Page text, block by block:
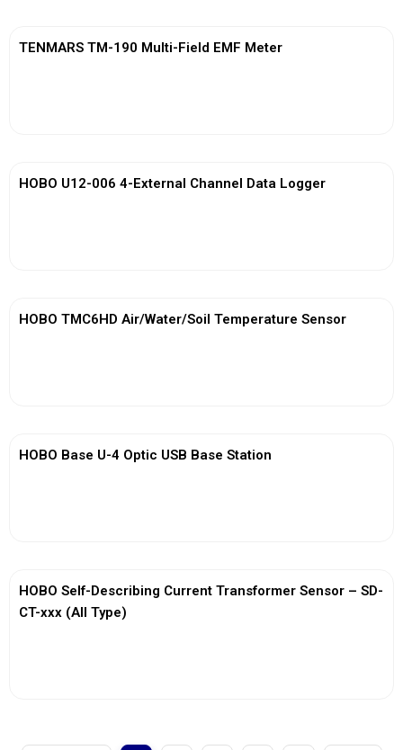
TENMARS TM-190 Multi-Field EMF Meter
HOBO U12-006 4-External Channel Data Logger
HOBO TMC6HD Air/Water/Soil Temperature Sensor
HOBO Base U-4 Optic USB Base Station
HOBO Self-Describing Current Transformer Sensor – SD-
CT-xxx (All Type)